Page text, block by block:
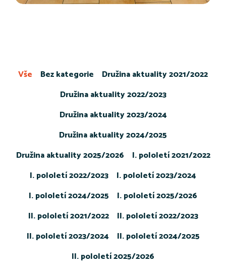
Bez kategorie
Družina aktuality 2021/2022
Družina aktuality 2022/2023
Družina aktuality 2023/2024
Družina aktuality 2024/2025
Družina aktuality 2025/2026
I. pololetí 2021/2022
I. pololetí 2022/2023
I. pololetí 2023/2024
I. pololetí 2024/2025
I. pololetí 2025/2026
II. pololetí 2021/2022
II. pololetí 2022/2023
II. pololetí 2023/2024
II. pololetí 2024/2025
II. pololetí 2025/2026
Vše